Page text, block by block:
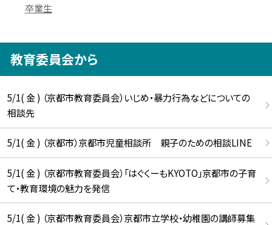
卒業生
教育委員会から
5/1( 金 ) （京都市教育委員会）いじめ・暴力行為などについての
相談先
5/1( 金 ) （京都市）京都市児童相談所 親子のための相談LINE
5/1( 金 ) （京都市教育委員会）「はぐくーもKYOTO」京都市の子育
て・教育環境の魅力を発信
5/1( 金 ) （京都市教育委員会）京都市立学校・幼稚園の講師募集